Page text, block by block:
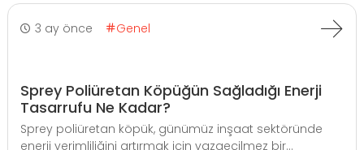
3 ay önce Genel
Sprey Poliüretan Köpüğün Sağladığı Enerji
Tasarrufu Ne Kadar?
Sprey poliüretan köpük, günümüz inşaat sektöründe
enerji verimliliğini artırmak için vazgeçilmez bir...